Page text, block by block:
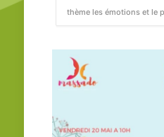
thème les émotions et le